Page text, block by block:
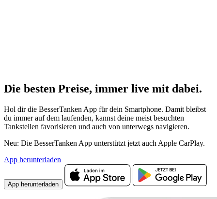
Die besten Preise, immer live mit dabei.
Hol dir die BesserTanken App für dein Smartphone. Damit bleibst
du immer auf dem laufenden, kannst deine meist besuchten
Tankstellen favorisieren und auch von unterwegs navigieren.
Neu: Die BesserTanken App unterstützt jetzt auch Apple CarPlay.
App herunterladen
App herunterladen